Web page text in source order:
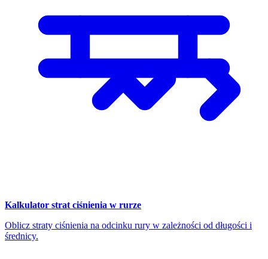
Kalkulator strat ciśnienia w rurze
Oblicz straty ciśnienia na odcinku rury w zależności od długości i
średnicy.